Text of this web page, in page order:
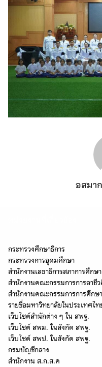
อสมา
กระทรวงศึกษาธิการ
กระทรวงการอุดมศึกษา
สำนักงานเลขาธิการสภาการศึกษา
สำนักงานคณะกรรมการการอาชี
สำนักงานคณะกรรมการการศึก
รายชื่อมหาวิทยาลัยในประเทศไ
เว็บไซต์สำนักต่าง ๆ ใน สพฐ.
เว็บไซต์ สพม. ในสังกัด สพฐ.
เว็บไซต์ สพป. ในสังกัด สพฐ.
กรมบัญชีกลาง
สำนักงาน ส.ก.ส.ค